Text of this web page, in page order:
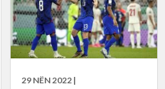
29 NËN 2022 |